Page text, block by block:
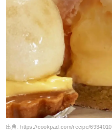
出典:https://cookpad.com/recipe/6934010